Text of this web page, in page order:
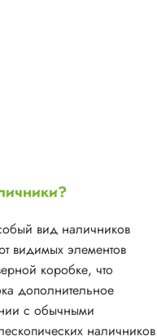
вид наличников
видимых элементов
коробке, что
дополнительное
с обычными
наличников